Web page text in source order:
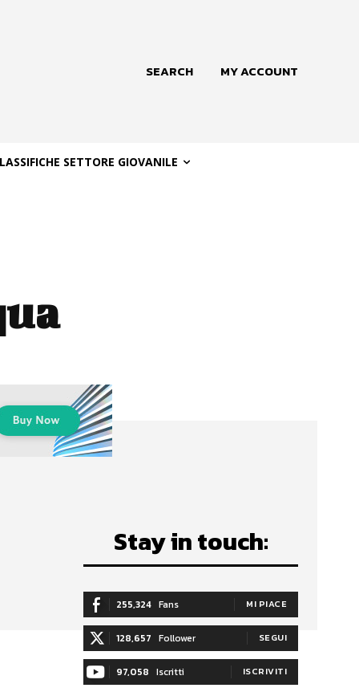
SEARCH MY ACCOUNT
SETTORE GIOVANILE
Stay in touch:
255,324 Fans MI PIACE
128,657 Follower SEGUI
97,058 Iscritti ISCRIVITI